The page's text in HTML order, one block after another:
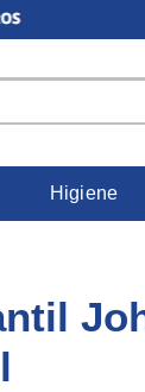
Higiene
-24%